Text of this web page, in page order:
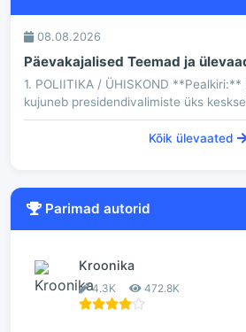
08.08.2026
Päevakajalised Teemad ja
1. POLIITIKA / ÜHISKOND
kujuneb presidendivalimiste üks
Kõik ülevaated
Parimad autorid
Kroonika
4.3K 472.8K